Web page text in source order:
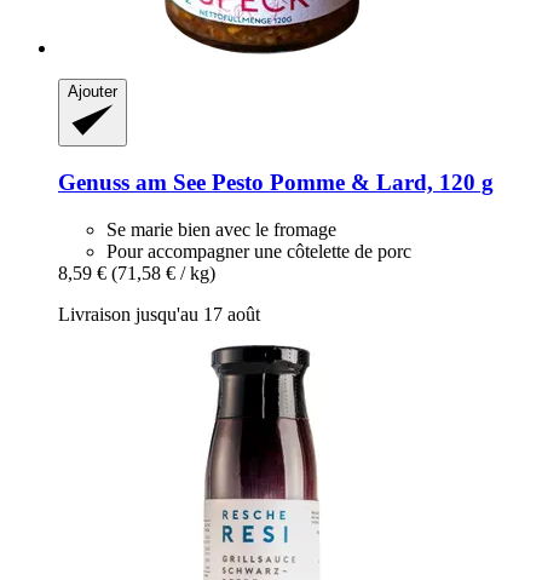
Ajouter
Genuss am See Pesto Pomme & Lard, 120 g
Se marie bien avec le fromage
Pour accompagner une côtelette de porc
8,59 € (71,58 € / kg)
Livraison jusqu'au 17 août